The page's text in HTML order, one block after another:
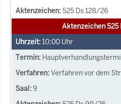
525 Ds 128/26
Aktenzeichen
10:00 Uhr
Verfahren vor dem
9